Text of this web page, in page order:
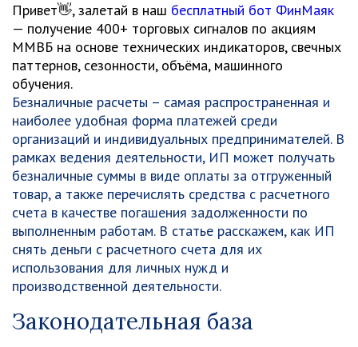
Привет👋, залетай в наш бесплатный бот ФинМаяк
— получение 400+ торговых сигналов по акциям
ММВБ на основе технических индикаторов, свечных
паттернов, сезонности, объёма, машинного
обучения.
Безналичные расчеты – самая распространенная и
наиболее удобная форма платежей среди
организаций и индивидуальных предпринимателей. В
рамках ведения деятельности, ИП может получать
безналичные суммы в виде оплаты за отгруженный
товар, а также перечислять средства с расчетного
счета в качестве погашения задолженности по
выполненным работам. В статье расскажем, как ИП
снять деньги с расчетного счета для их
использования для личных нужд и
производственной деятельности.
Законодательная база